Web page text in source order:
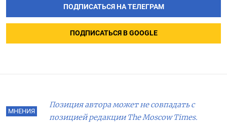
ПОДПИСАТЬСЯ НА ТЕЛЕГРАМ
ПОДПИСАТЬСЯ В GOOGLE
МНЕНИЯ
Позиция автора может не совпадать с
позицией редакции The Moscow Times.